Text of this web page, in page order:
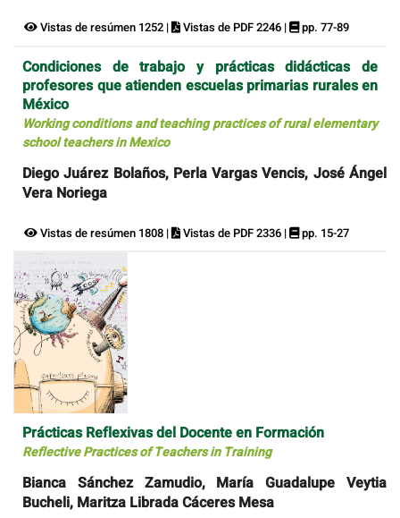
Vistas de resúmen 1252 | Vistas de PDF 2246 | pp. 77-89
Condiciones de trabajo y prácticas didácticas de
profesores que atienden escuelas primarias rurales en
México
Working conditions and teaching practices of rural elementary
school teachers in Mexico
Diego Juárez Bolaños, Perla Vargas Vencis, José Ángel
Vera Noriega
Vistas de resúmen 1808 | Vistas de PDF 2336 | pp. 15-27
Prácticas Reflexivas del Docente en Formación
Reflective Practices of Teachers in Training
Bianca Sánchez Zamudio, María Guadalupe Veytia
Bucheli, Maritza Librada Cáceres Mesa